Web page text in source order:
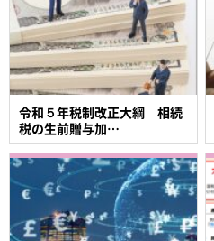
令和５年税制改正大綱 相続
税の生前贈与加…